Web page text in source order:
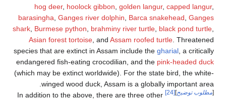
hog deer,hoolock gibbon,golden langur,capped langur
barasingha,Ganges river dolphin,Barca snakehead,Ganges
shark,Burmese python,brahminy river turtle,black pond turtle
Asian forest tortoise, andAssam roofed turtle. Threatened
species that are extinct in Assam include thegharial, a critically
endangered fish-eating crocodilian, and thepink-headed duck
(which may be extinct worldwide). For the state bird, the white-
winged wood duck, Assam is a globally important area.
مطلوب توضيح]
[24]
In addition to the above, there are three other